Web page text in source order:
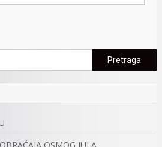
Pretraga: